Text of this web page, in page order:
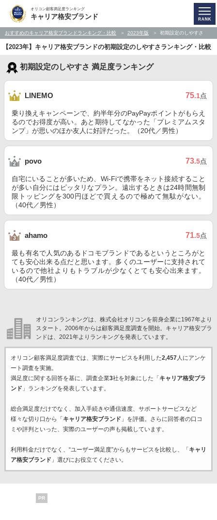
オリコン顧客満足度ランキング
キャリア格安ブランド
おすすめのキャリア格安ブランドランキング・比較 2023年版 初期設定のしやすさ
【2023年】キャリア格安ブランドの初期設定のしやすさランキング・比較
初期設定のしやすさ 満足度ランキング
LINEMO 75.1点
乗り換えキャンペーンで、約半年分のPayPayポイントがもらえ
るのでお得度が高い。あと期待してなかった「プレミアムスタ
ンプ」が思いのほか友人に好評だった。（20代／男性）
povo 73.5点
自宅にいることが多いため、Wi-Fiで携帯をネット接続すること
が多い自分にはピッタリなプラン。遠出するときは24時間無制
限トッピングを300円ほどで買えるので極めて無駄がない。
（40代／男性）
ahamo 71.5点
最も有名で人気のあるドコモブランドであるというところがと
ても安心出来る点だと思います。多くのユーザーに支持されて
いるので他社よりもトラブルが少なくとても安心出来ます。
（40代／男性）
オリコンランキングは、株式会社オリコンを前身企業に1967年より
スタート。2006年からは顧客満足度調査を開始。キャリア格安ブラ
ンドは、2021年よりランキングを発表しています。
オリコン顧客満足度調査では、実際にサービスを利用した2,457人にアンケ
ート調査を実施。
満足度に関する回答を基に、調査企業3社を対象にした「 キャリア格安ブラ
ンド 」ランキングを発表しています。
総合満足度だけでなく、加入手続きや通信速度、サポートサービスなど
様々な切り口から「 キャリア格安ブランド 」を評価。さらに回答者の口コ
ミや評判といった、実際のユーザーの声も掲載しています。
利用料金だけでなく、“ユーザー満足度”からもサービスを比較し、「 キャリ
ア格安ブランド 」選びにお役立てください。
PR